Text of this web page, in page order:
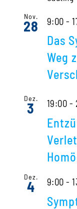
Nov.
28 9:00 -
Das
Weg
Dez.
3 19:00 -
Dez.
4 9:00 -